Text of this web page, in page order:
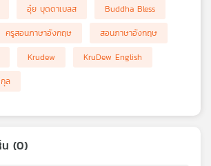
อุ๋ย บุดดาเบลส
Buddha Bless
ครูสอนภาษาอังกฤษ
สอนภาษาอังกฤษ
Krudew
KruDew English
ล
น (0)